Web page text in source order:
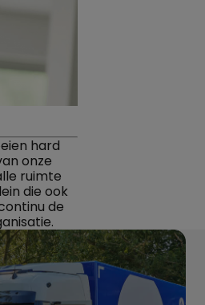
hard
onze
ruimte
die ook
de